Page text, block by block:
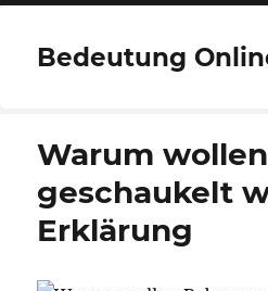
Bedeutung
Warum
geschaukelt
Erklärung